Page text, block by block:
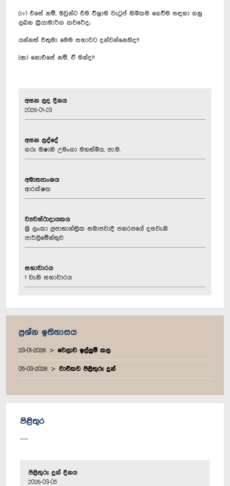
(iv) එසේ නම්, ඔවුන්ට එම විශ්‍රාම වැටුප් හිමිකම ගෙවීම සඳහා ගනු
ලබන ක්‍රියාමාර්ග කවරේද;
යන්නත් එතුමා මෙම සභාවට දන්වන්නෙහිද?
(ඇ) නොඑසේ නම්, ඒ මන්ද?
අසන ලද දිනය
2026-01-23
අසන ලද්දේ
ගරු ඔෂානි උමංගා මහත්මිය, පා.ම.
අමාත්‍යාංශය
ආරක්ෂක
ව්‍යවස්ථාදායකය
ශ්‍රී ලංකා ප්‍රජාතාන්ත්‍රික සමාජවාදී ජනරජයේ දසවැනි
පාර්ලිමේන්තුව
සභාවාරය
1 වැනි සභාවාරය
ප්‍රශ්න ඉතිහාසය
23-01-2026 වෙලාව ඉල්ලුම් කල
05-03-2026 වාචිකව පිළිතුරු දුන්
පිළිතුර
----
පිළිතුරු දුන් දිනය
2026-03-05